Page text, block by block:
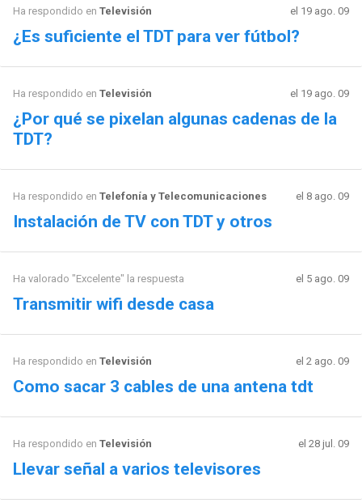
Ha respondido en Televisión el 19 ago. 09
¿Es suficiente el TDT para ver fútbol?
Ha respondido en Televisión el 19 ago. 09
¿Por qué se pixelan algunas cadenas de la
TDT?
Ha respondido en Telefonía y Telecomunicaciones el 8 ago. 09
Instalación de TV con TDT y otros
Ha valorado "Excelente" la respuesta el 5 ago. 09
Transmitir wifi desde casa
Ha respondido en Televisión el 2 ago. 09
Como sacar 3 cables de una antena tdt
Ha respondido en Televisión el 28 jul. 09
Llevar señal a varios televisores